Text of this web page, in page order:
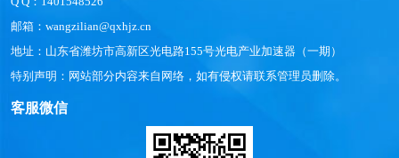
邮箱：wangzilian@qxhjz.cn
地址：山东省潍坊市高新区光电路155号光电产业加速器（一期）
特别声明：网站部分内容来自网络，如有侵权请联系管理员删除。
客服微信